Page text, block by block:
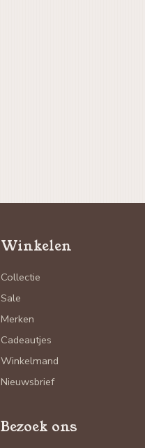
Winkelen
Collectie
Sale
Merken
Cadeautjes
Winkelmand
Nieuwsbrief
Bezoek ons